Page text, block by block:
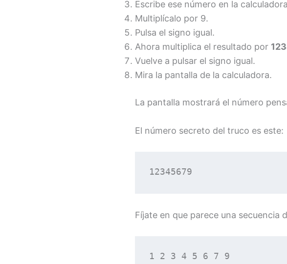
Escribe ese número en la
Multiplícalo por 9.
Pulsa el signo igual.
Ahora multiplica el resultado por
Vuelve a pulsar el signo igual.
Mira la pantalla de la calculadora.
La pantalla mostrará el número
El número secreto del truco es este:
12345679
Fíjate en que parece una secuencia
1 2 3 4 5 6 7 9